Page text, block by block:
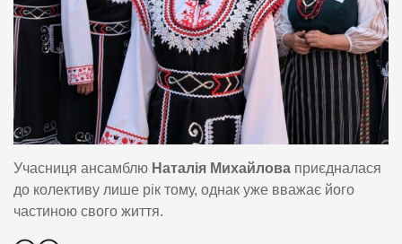
Учасниця ансамблю Наталія Михайлова приєдналася
до колективу лише рік тому, однак уже вважає його
частиною свого життя.